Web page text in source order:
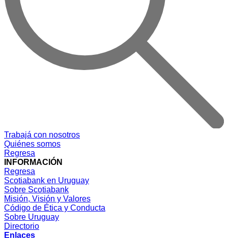
Trabajá con nosotros
Quiénes somos
Regresa
INFORMACIÓN
Regresa
Scotiabank en Uruguay
Sobre Scotiabank
Misión, Visión y Valores
Código de Ética y Conducta
Sobre Uruguay
Directorio
Enlaces